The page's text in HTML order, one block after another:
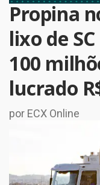
Propina
lixo de
100
lucrado
por ECX Online